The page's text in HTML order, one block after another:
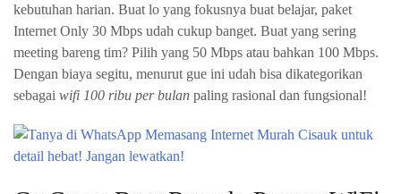
kebutuhan harian. Buat lo yang fokusnya buat belajar, paket
Internet Only 30 Mbps udah cukup banget. Buat yang sering
meeting bareng tim? Pilih yang 50 Mbps atau bahkan 100 Mbps.
Dengan biaya segitu, menurut gue ini udah bisa dikategorikan
sebagai wifi 100 ribu per bulan paling rasional dan fungsional!